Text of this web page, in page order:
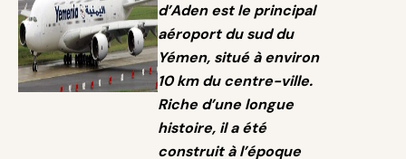
d’Aden est le principal
aéroport du sud du
Yémen, situé à environ
10 km du centre-ville.
Riche d’une longue
histoire, il a été
construit à l’époque